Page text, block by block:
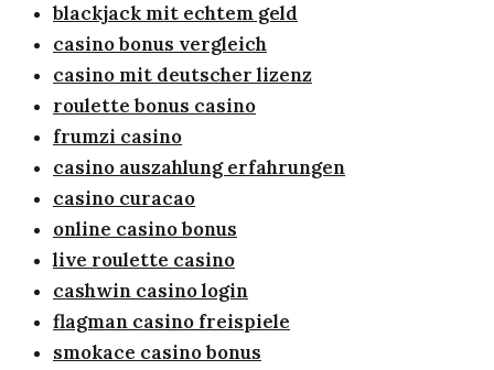
blackjack mit echtem geld
casino bonus vergleich
casino mit deutscher lizenz
roulette bonus casino
frumzi casino
casino auszahlung erfahrungen
casino curacao
online casino bonus
live roulette casino
cashwin casino login
flagman casino freispiele
smokace casino bonus